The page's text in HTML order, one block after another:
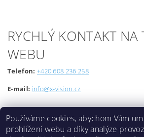
RYCHLÝ KONTAKT NA
WEBU
Telefon: +420 608 236 258
E-mail: info@x-vision.cz
Používáme cookies, abychom Vám
prohlížení webu a díky analýze